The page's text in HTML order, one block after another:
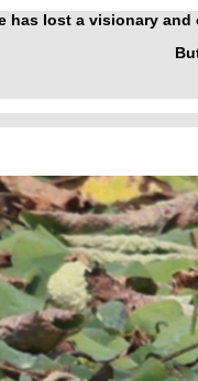
has lost a visionary and